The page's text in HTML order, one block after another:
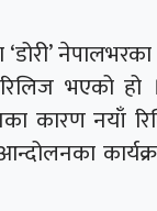
भएको हो
कारण नयाँ